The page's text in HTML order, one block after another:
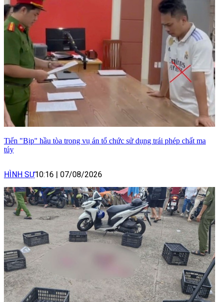
Tiến "Bịp" hầu tòa trong vụ án tổ chức sử dụng trái phép chất ma
túy
HÌNH SỰ10:16 | 07/08/2026